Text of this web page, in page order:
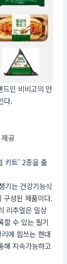
인 비비고의 만
다.
공
키트’ 2종을 출
기는 건강기능식
구성된 제품이다.
리추얼은 일상
할 수 있는 필기
에 힘쓰는 현대
해 지속가능하고